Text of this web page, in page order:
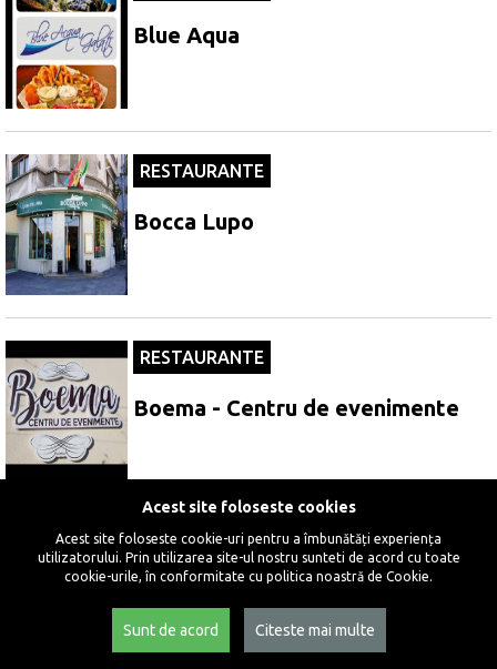
Blue Aqua
RESTAURANTE
Bocca Lupo
RESTAURANTE
Boema - Centru de evenimente
RESTAURANTE
Acest site foloseste cookies
Acest site foloseste cookie-uri pentru a îmbunătăți experiența
utilizatorului. Prin utilizarea site-ul nostru sunteti de acord cu toate
cookie-urile, în conformitate cu politica noastră de Cookie.
Sunt de acord Citeste mai multe